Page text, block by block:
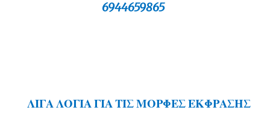
6944659865
ΛΙΓΑ ΛΟΓΙΑ ΓΙΑ ΤΙΣ ΜΟΡΦΕΣ ΕΚΦΡΑΣΗΣ